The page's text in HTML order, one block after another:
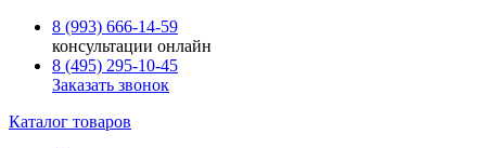
8 (993) 666-14-59
консультации онлайн
8 (495) 295-10-45
Заказать звонок
Каталог товаров